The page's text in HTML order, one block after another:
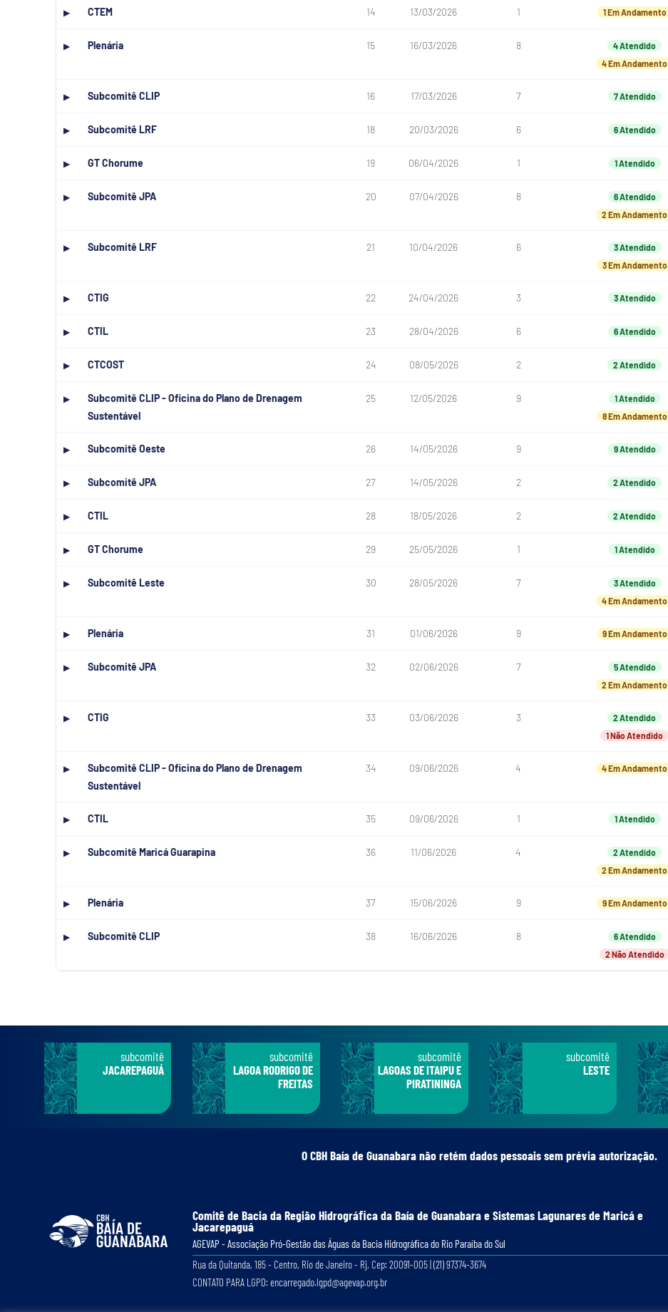
▶ CTEM 14 13/03/2026 1 1 Em Andamento
▶ Plenária 15 16/03/2026 8
4 Atendido
4 Em Andamento
▶ Subcomitê CLIP 16 17/03/2026 7 7 Atendido
▶ Subcomitê LRF 18 20/03/2026 6 6 Atendido
▶ GT Chorume 19 06/04/2026 1 1 Atendido
▶ Subcomitê JPA 20 07/04/2026 8
6 Atendido
2 Em Andamento
▶ Subcomitê LRF 21 10/04/2026 6
3 Atendido
3 Em Andamento
▶ CTIG 22 24/04/2026 3 3 Atendido
▶ CTIL 23 28/04/2026 6 6 Atendido
▶ CTCOST 24 08/05/2026 2 2 Atendido
▶
Subcomitê CLIP - Oficina do Plano de Drenagem
Sustentável
25 12/05/2026 9
1 Atendido
8 Em Andamento
▶ Subcomitê Oeste 26 14/05/2026 9 9 Atendido
▶ Subcomitê JPA 27 14/05/2026 2 2 Atendido
▶ CTIL 28 18/05/2026 2 2 Atendido
▶ GT Chorume 29 25/05/2026 1 1 Atendido
▶ Subcomitê Leste 30 28/05/2026 7
3 Atendido
4 Em Andamento
▶ Plenária 31 01/06/2026 9 9 Em Andamento
▶ Subcomitê JPA 32 02/06/2026 7
5 Atendido
2 Em Andamento
▶ CTIG 33 03/06/2026 3
2 Atendido
1 Não Atendido
▶
Subcomitê CLIP - Oficina do Plano de Drenagem
Sustentável
34 09/06/2026 4 4 Em Andamento
▶ CTIL 35 09/06/2026 1 1 Atendido
▶ Subcomitê Maricá Guarapina 36 11/06/2026 4
2 Atendido
2 Em Andamento
▶ Plenária 37 15/06/2026 9 9 Em Andamento
▶ Subcomitê CLIP 38 16/06/2026 8
6 Atendido
2 Não Atendido
subcomitê
JACAREPAGUÁ
subcomitê
LAGOA RODRIGO DE
FREITAS
subcomitê
LAGOAS DE ITAIPU E
PIRATININGA
subcomitê
LESTE
O CBH Baía de Guanabara não retém dados pessoais sem prévia autorização.
Comitê de Bacia da Região Hidrográﬁca da Baía de Guanabara e Sistemas Lagunares de Maricá e
Jacarepaguá
AGEVAP - Associação Pró-Gestão das Águas da Bacia Hidrográﬁca do Rio Paraíba do Sul
Rua da Quitanda, 185 - Centro, Rio de Janeiro - Rj, Cep: 20091-005 | (21) 97374-3674
CONTATO PARA LGPD: encarregado.lgpd@agevap.org.br